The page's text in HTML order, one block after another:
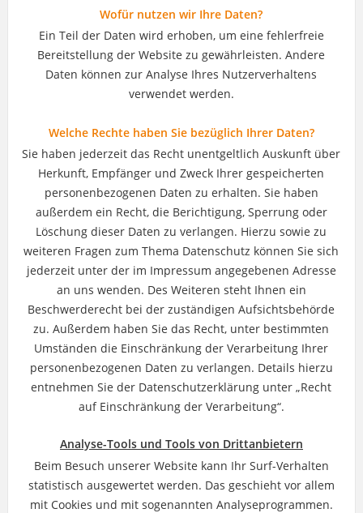
Wofür nutzen wir Ihre Daten?
Ein Teil der Daten wird erhoben, um eine fehlerfreie
Bereitstellung der Website zu gewährleisten. Andere
Daten können zur Analyse Ihres Nutzerverhaltens
verwendet werden.
Welche Rechte haben Sie bezüglich Ihrer Daten?
Sie haben jederzeit das Recht unentgeltlich Auskunft über
Herkunft, Empfänger und Zweck Ihrer gespeicherten
personenbezogenen Daten zu erhalten. Sie haben
außerdem ein Recht, die Berichtigung, Sperrung oder
Löschung dieser Daten zu verlangen. Hierzu sowie zu
weiteren Fragen zum Thema Datenschutz können Sie sich
jederzeit unter der im Impressum angegebenen Adresse
an uns wenden. Des Weiteren steht Ihnen ein
Beschwerderecht bei der zuständigen Aufsichtsbehörde
zu. Außerdem haben Sie das Recht, unter bestimmten
Umständen die Einschränkung der Verarbeitung Ihrer
personenbezogenen Daten zu verlangen. Details hierzu
entnehmen Sie der Datenschutzerklärung unter „Recht
auf Einschränkung der Verarbeitung“.
Analyse-Tools und Tools von Drittanbietern
Beim Besuch unserer Website kann Ihr Surf-Verhalten
statistisch ausgewertet werden. Das geschieht vor allem
mit Cookies und mit sogenannten Analyseprogrammen.